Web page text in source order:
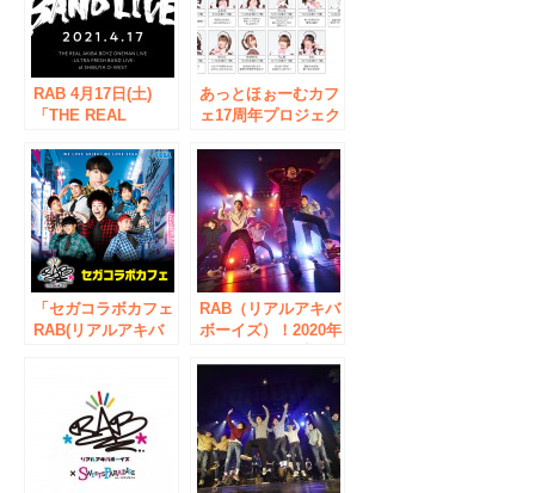
RAB 4月17日(土)
「THE REAL
ONEMAN LIVE -
ULTRA FRESH
BAND LIVE- at
SHIBUYA O-
WEST」開催が決
定。
あっとほぉーむカフ
ェ17周年プロジェク
始動！9月17日(金)、
デビューデジタルシ
ングル配信決定！
「セガコラボカフェ
RAB(リアルアキバ
RAB（リアルアキバ
ボーイズ）！2020年
YouTubeにて無料公
開！そして2021年4
月17日（土）開催ワ
ンマンライブの詳細
が発表。